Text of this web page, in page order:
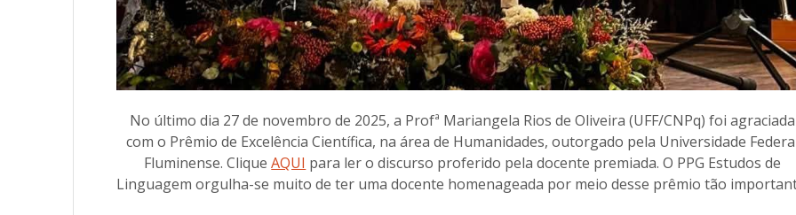
No último dia 27 de novembro de 2025, a Profª Mariangela Rios de Oliveira (UFF/CNPq) foi agraciada
com o Prêmio de Excelência Científica, na área de Humanidades, outorgado pela Universidade
Fluminense. CliqueAQUI para ler o discurso proferido pela docente premiada. O PPG Estudos de
Linguagem orgulha-se muito de ter uma docente homenageada por meio desse prêmio tão